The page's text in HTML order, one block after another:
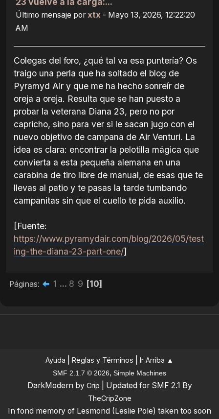
Último mensaje por xtx - Mayo 13, 2026, 12:22:20
AM
Colegas del foro, ¿qué tal va esa puntería? Os
traigo una perla que ha soltado el blog de
Pyramyd Air y que me ha hecho sonreír de
oreja a oreja. Resulta que se han puesto a
probar la veterana Diana 23, pero no por
capricho, sino para ver si le sacan jugo con el
nuevo objetivo de campana de Air Venturi. La
idea es clara: encontrar la pelotilla mágica que
convierta a esta pequeña alemana en una
carabina de tiro libre de manual, de esas que te
llevas al patio y te pasas la tarde tumbando
campanitas sin que el cuello te pida auxilio.
[Fuente:
https://www.pyramydair.com/blog/2026/05/test
ing-the-diana-23-part-one/]
Páginas 1 ... 8 9 10
Ayuda Reglas y Términos Ir Arriba ▲
SMF 2.1.7 © 2026, Simple Machines
DarkModern by Crip | Updated for SMF 2.1 By
TheCripZone
In fond memory of Lesmond (Leslie Pole) taken too soon